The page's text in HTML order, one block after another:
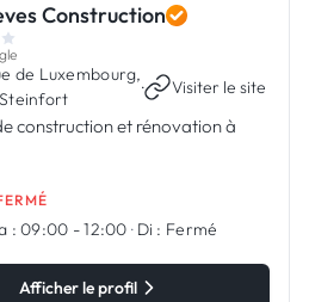
Construction
de Luxembourg,
· Visiter le site
construction et rénovation à
: 09:00 - 12:00· Di : Fermé
Afficher le profil